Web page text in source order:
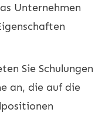
Unternehmen
Sie Schulungen
an, die auf die